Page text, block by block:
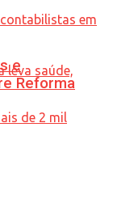
e
Reforma